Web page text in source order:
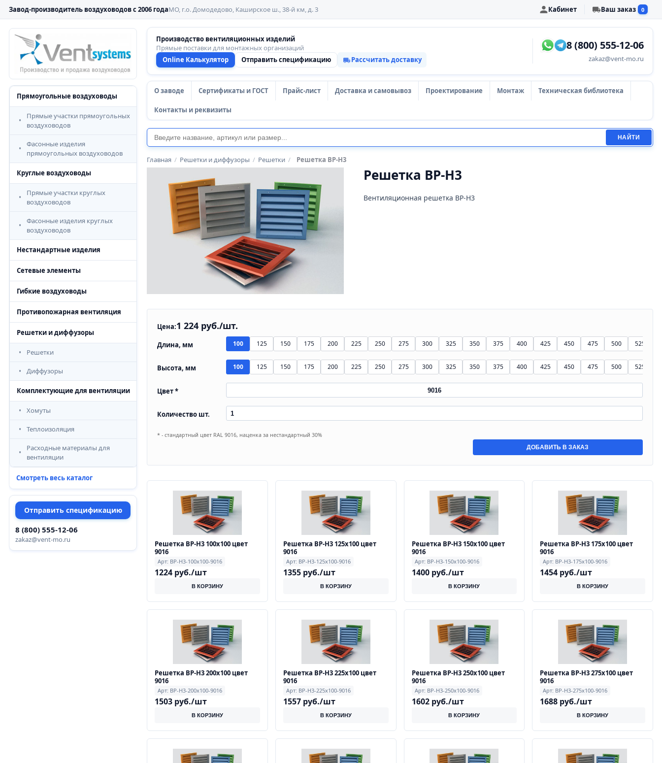
Завод-производитель воздуховодов с 2006 годаМО, г.о. Домодедово, Каширское ш., 38-й км, д. 3 Кабинет Ваш заказ 0
Прямоугольные воздуховоды
Прямые участки прямоугольных
воздуховодов
Фасонные изделия
прямоугольных воздуховодов
Круглые воздуховоды
Прямые участки круглых
воздуховодов
Фасонные изделия круглых
воздуховодов
Нестандартные изделия
Сетевые элементы
Гибкие воздуховоды
Противопожарная вентиляция
Решетки и диффузоры
Решетки
Диффузоры
Комплектующие для вентиляции
Хомуты
Теплоизоляция
Расходные материалы для
вентиляции
Смотреть весь каталог
Отправить спецификацию
8 (800) 555-12-06
zakaz@vent-mo.ru
Производство вентиляционных изделий
Прямые поставки для монтажных организаций
Online Калькулятор
Отправить спецификацию Рассчитать доставку
8 (800) 555-12-06
zakaz@vent-mo.ru
О заводе Сертификаты и ГОСТ Прайс-лист Доставка и самовывоз Проектирование Монтаж Техническая библиотека
Контакты и реквизиты
НАЙТИ
Главная / Решетки и диффузоры / Решетки / Решетка ВР-Н3
Решетка ВР-Н3
Вентиляционная решетка ВР-Н3
Цена:1 224 руб./шт.
Длина, мм 100 125 150 175 200 225 250 275 300 325 350 375 400 425 450 475 500 525
Высота, мм 100 125 150 175 200 225 250 275 300 325 350 375 400 425 450 475 500 525
Цвет *
Количество шт.
* - стандартный цвет RAL 9016, наценка за нестандартный 30%
ДОБАВИТЬ В ЗАКАЗ
Решетка ВР-Н3 100х100 цвет
9016
Арт: ВР-Н3-100х100-9016
1224 руб./шт
В КОРЗИНУ
Решетка ВР-Н3 125х100 цвет
9016
Арт: ВР-Н3-125х100-9016
1355 руб./шт
В КОРЗИНУ
Решетка ВР-Н3 150х100 цвет
9016
Арт: ВР-Н3-150х100-9016
1400 руб./шт
В КОРЗИНУ
Решетка ВР-Н3 175х100 цвет
9016
Арт: ВР-Н3-175х100-9016
1454 руб./шт
В КОРЗИНУ
Решетка ВР-Н3 200х100 цвет
9016
Арт: ВР-Н3-200х100-9016
1503 руб./шт
В КОРЗИНУ
Решетка ВР-Н3 225х100 цвет
9016
Арт: ВР-Н3-225х100-9016
1557 руб./шт
В КОРЗИНУ
Решетка ВР-Н3 250х100 цвет
9016
Арт: ВР-Н3-250х100-9016
1602 руб./шт
В КОРЗИНУ
Решетка ВР-Н3 275х100 цвет
9016
Арт: ВР-Н3-275х100-9016
1688 руб./шт
В КОРЗИНУ